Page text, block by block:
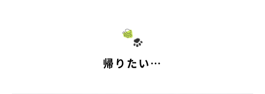
帰りたい…